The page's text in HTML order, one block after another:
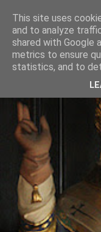
This site uses
and to analyze
shared with Google
metrics to ensure
statistics, and to